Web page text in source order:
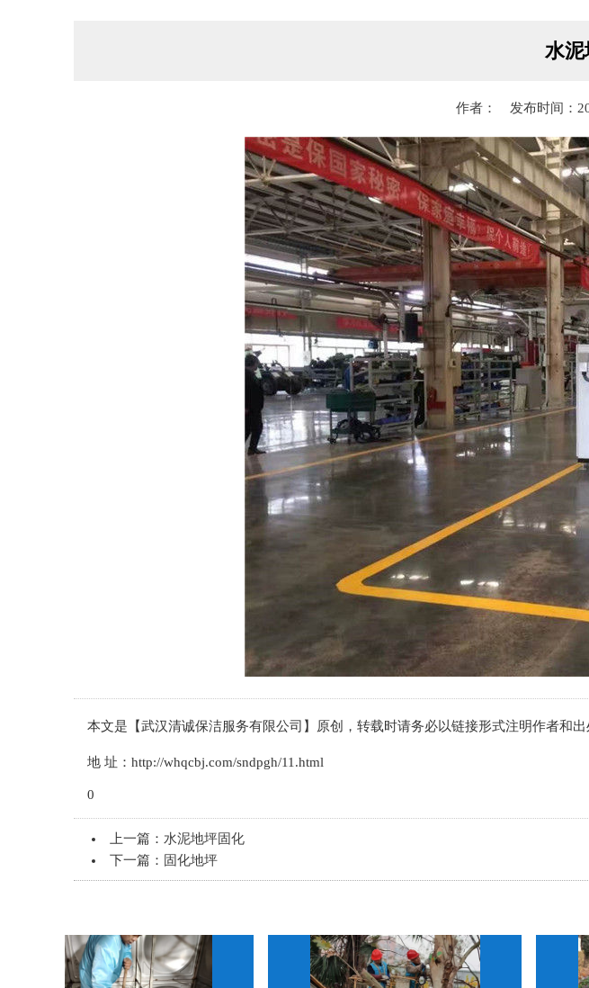
水
作者： 发布时间：
本文是【武汉清诚保洁服务有限公司】原创，转载时请务必以链接形式注明作者和出
地 址：http://whqcbj.com/sndpgh/11.html
0
上一篇： 水泥地坪固化
下一篇： 固化地坪